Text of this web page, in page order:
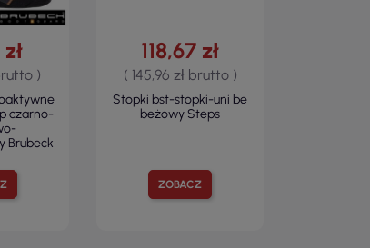
)
czarno-
Brubeck
ZOBACZ
118,67 zł
( 145,96 zł brutto )
Stopki bst-stopki-uni be
beżowy Steps